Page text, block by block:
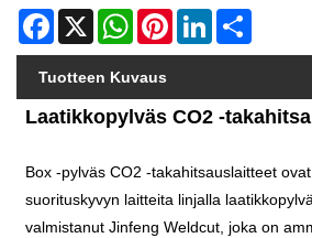
Facebook
X WhatsAppPinterestLinkedIn
Tuotteen Kuvaus
Laatikkopylväs CO2 -
Box -pylväs CO2 -takahitsauslaitteet
suorituskyvyn laitteita linjalla
valmistanut Jinfeng Weldcut, joka on